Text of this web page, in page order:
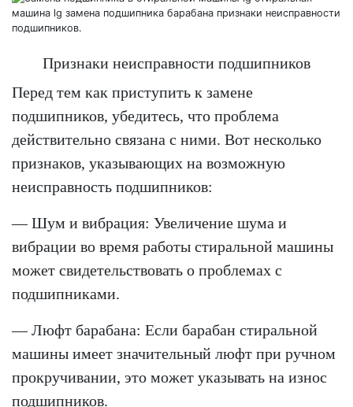
Признаки неисправности подшипников
Перед тем как приступить к замене
подшипников, убедитесь, что проблема
действительно связана с ними. Вот несколько
признаков, указывающих на возможную
неисправность подшипников:
— Шум и вибрация: Увеличение шума и
вибрации во время работы стиральной машины
может свидетельствовать о проблемах с
подшипниками.
— Люфт барабана: Если барабан стиральной
машины имеет значительный люфт при ручном
прокручивании, это может указывать на износ
подшипников.